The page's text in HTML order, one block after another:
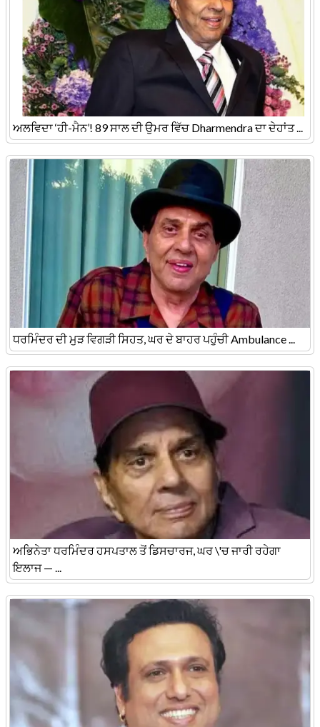
ਅਲਵਿਦਾ ‘ਹੀ-ਮੈਨ’! 89 ਸਾਲ ਦੀ ਉਮਰ ਵਿੱਚ Dharmendra ਦਾ ਦੇਹਾਂਤ ...
ਧਰਮਿੰਦਰ ਦੀ ਮੁੜ ਵਿਗੜੀ ਸਿਹਤ, ਘਰ ਦੇ ਬਾਹਰ ਪਹੁੰਚੀ Ambulance ...
ਅਭਿਨੇਤਾ ਧਰਮਿੰਦਰ ਹਸਪਤਾਲ ਤੋਂ ਡਿਸਚਾਰਜ, ਘਰ \'ਚ ਜਾਰੀ ਰਹੇਗਾ
ਇਲਾਜ — ...